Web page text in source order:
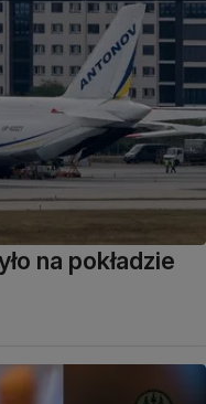
na pokładzie